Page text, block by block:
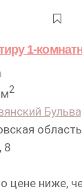
1-
2
8
цене ниже,